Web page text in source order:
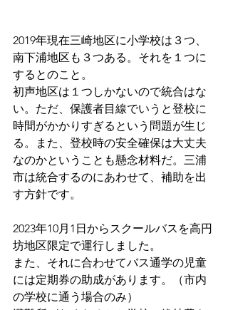
2019年現在三崎地区に小学校は３つ、
南下浦地区も３つある。それを１つに
するとのこと。
初声地区は１つしかないので統合はな
い。ただ、保護者目線でいうと登校に
時間がかかりすぎるという問題が生じ
る。また、登校時の安全確保は大丈夫
なのかということも懸念材料だ。三浦
市は統合するのにあわせて、補助を出
す方針です。
2023年10月1日からスクールバスを高円
坊地区限定で運行しました。
また、それに合わせてバス通学の児童
には定期券の助成があります。（市内
の学校に通う場合のみ）